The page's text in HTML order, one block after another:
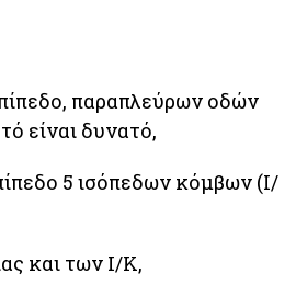
παραπλεύρων οδών
είναι δυνατό,
5 ισόπεδων κόμβων (Ι/
και των Ι/Κ,